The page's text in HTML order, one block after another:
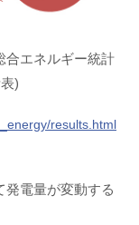
エネルギー統計
)
results.html
発電量が変動する